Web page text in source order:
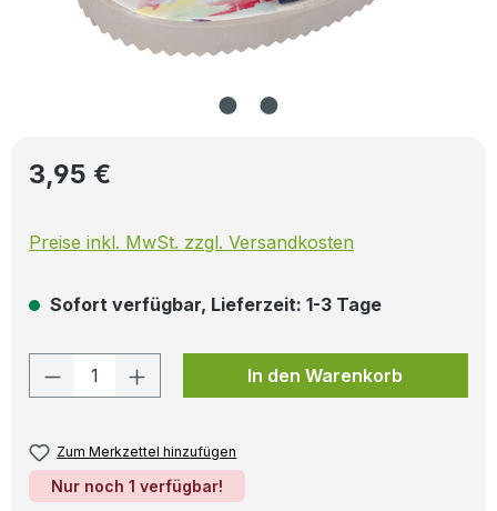
Regulärer Preis:
3,95 €
Preise inkl. MwSt. zzgl. Versandkosten
Sofort verfügbar, Lieferzeit: 1-3 Tage
Produkt Anzahl: Gib den
In den Warenkorb
Zum Merkzettel hinzufügen
Nur noch 1 verfügbar!